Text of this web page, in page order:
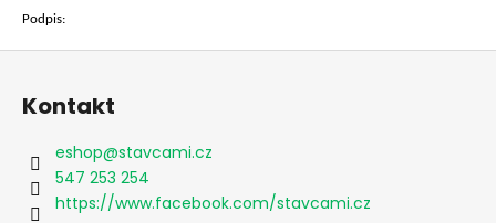
Podpis:
Z
Kontakt
eshop@stavcami.cz
547 253 254
https://www.facebook.com/stavcami.cz